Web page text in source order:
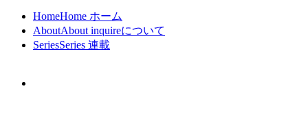
HomeHome ホーム
AboutAbout inquireについて
SeriesSeries 連載